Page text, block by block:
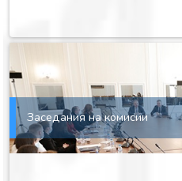
Заседания на комисии